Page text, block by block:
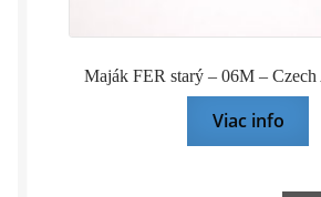
Maják FER starý – 06M – Czech
Viac info